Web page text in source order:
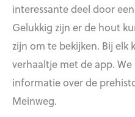
interessante deel door
Gelukkig zijn er de hout
zijn om te bekijken. Bij
verhaaltje met de app.
informatie over de
Meinweg.